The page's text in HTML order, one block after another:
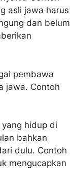
asli jawa harus
dan belum
pembawa
jawa. Contoh
yang hidup di
bahkan
dulu. Contoh
mengucapkan